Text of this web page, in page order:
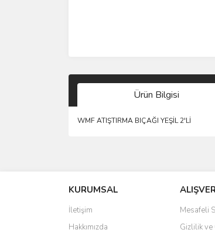
Ürün Bilgisi
WMF ATIŞTIRMA BIÇAĞI YEŞİL 2'Lİ
Ürün resmi kalitesiz, bozuk veya
Ürün açıklamasında eksik bilgiler
Ürün bilgilerinde hatalar
KURUMSAL
İletişim
Hakkımızda
Mesafeli
Gizlilik ve